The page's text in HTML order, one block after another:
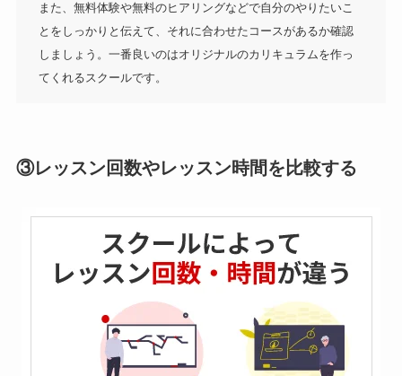
また、無料体験や無料のヒアリングなどで自分のやりたいこ
とをしっかりと伝えて、それに合わせたコースがあるか確認
しましょう。一番良いのはオリジナルのカリキュラムを作っ
てくれるスクールです。
③レッスン回数やレッスン時間を比較する